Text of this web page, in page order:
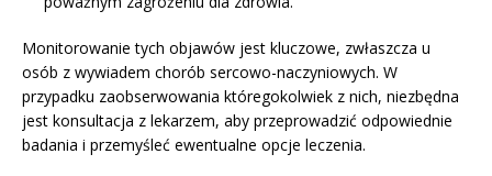
Monitorowanie tych objawów jest kluczowe, zwłaszcza u
osób z wywiadem chorób sercowo-naczyniowych. W
przypadku zaobserwowania któregokolwiek z nich, niezbędna
jest konsultacja z lekarzem, aby przeprowadzić odpowiednie
badania i przemyśleć ewentualne opcje leczenia.